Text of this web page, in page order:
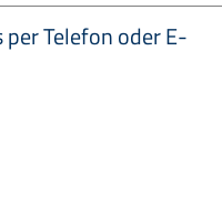
per Telefon oder E-